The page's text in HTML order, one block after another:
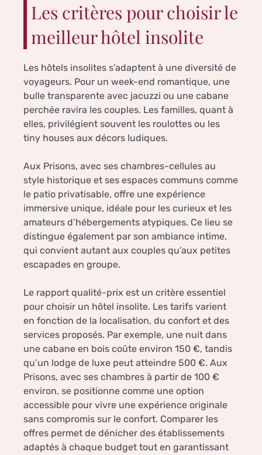
Les critères pour choisir le
meilleur hôtel insolite
Les hôtels insolites s’adaptent à une diversité de
voyageurs. Pour un week-end romantique, une
bulle transparente avec jacuzzi ou une cabane
perchée ravira les couples. Les familles, quant à
elles, privilégient souvent les roulottes ou les
tiny houses aux décors ludiques.
Aux Prisons, avec ses chambres-cellules au
style historique et ses espaces communs comme
le patio privatisable, offre une expérience
immersive unique, idéale pour les curieux et les
amateurs d’hébergements atypiques. Ce lieu se
distingue également par son ambiance intime,
qui convient autant aux couples qu’aux petites
escapades en groupe.
Le rapport qualité-prix est un critère essentiel
pour choisir un hôtel insolite. Les tarifs varient
en fonction de la localisation, du confort et des
services proposés. Par exemple, une nuit dans
une cabane en bois coûte environ 150 €, tandis
qu’un lodge de luxe peut atteindre 500 €. Aux
Prisons, avec ses chambres à partir de 100 €
environ, se positionne comme une option
accessible pour vivre une expérience originale
sans compromis sur le confort. Comparer les
offres permet de dénicher des établissements
adaptés à chaque budget tout en garantissant